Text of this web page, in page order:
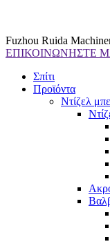
Fuzhou Ruida
ΕΠΙΚΟΙΝΩΝΗΣΤΕ
Σπίτι
Προϊόντα
Ντίζελ